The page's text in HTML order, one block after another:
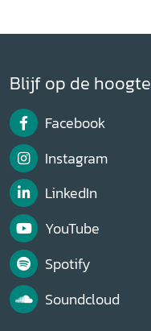
Blijf op de hoogte
Facebook
Instagram
LinkedIn
YouTube
Spotify
Soundcloud